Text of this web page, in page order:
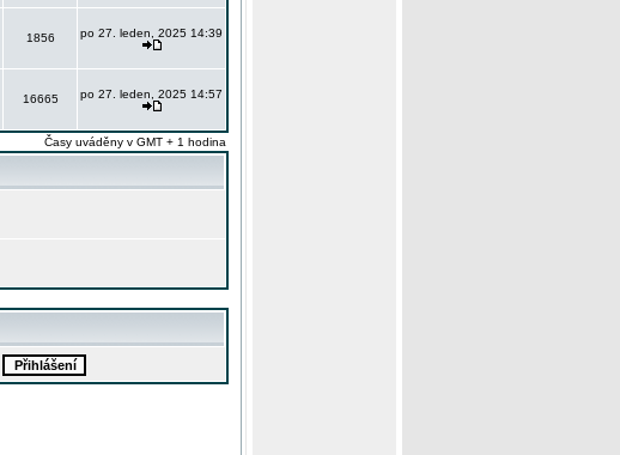
1856 po 27. leden, 2025 14:39
16665 po 27. leden, 2025 14:57
Časy uváděny v GMT + 1 hodina